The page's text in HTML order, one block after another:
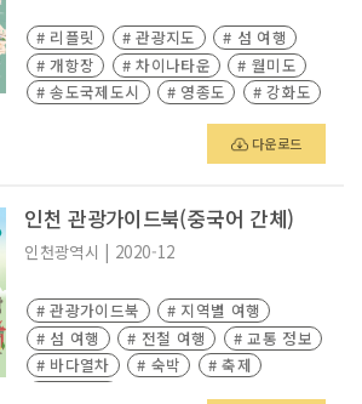
# 리플릿 # 관광지도
# 섬 여행
# 개항장
# 차이나타운
# 월미도
# 송도국제도시
# 영종도 # 강화도
다운로드
인천 관광가이드북(중국어 간체)
인천광역시 | 2020-12
# 관광가이드북
# 지역별 여행
# 섬 여행
# 전철 여행
# 교통 정보
# 바다열차
# 숙박
# 축제